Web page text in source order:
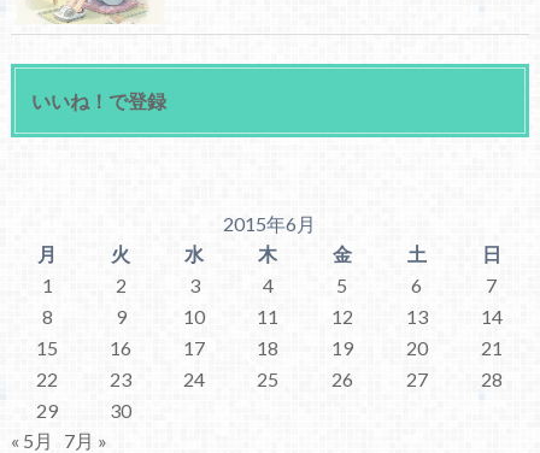
いいね！で登録
2015年6月
月
火 水 木 金 土
日
1
2 3 4 5 6
7
8
9 10 11 12 13
14
15
16 17 18 19 20
21
22
23 24 25 26 27
28
29
30
« 5月
7月 »